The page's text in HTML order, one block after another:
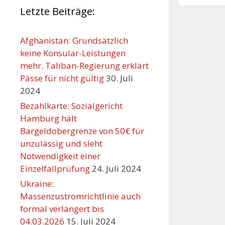
Letzte Beiträge:
Afghanistan: Grundsätzlich
keine Konsular-Leistungen
mehr. Taliban-Regierung erklärt
Pässe für nicht gültig30. Juli
2024
Bezahlkarte: Sozialgericht
Hamburg hält
Bargeldobergrenze von 50€ für
unzulässig und sieht
Notwendigkeit einer
Einzelfallprüfung 24. Juli 2024
Ukraine:
Massenzustromrichtlinie auch
formal verlängert bis
04.03.2026 15. Juli 2024